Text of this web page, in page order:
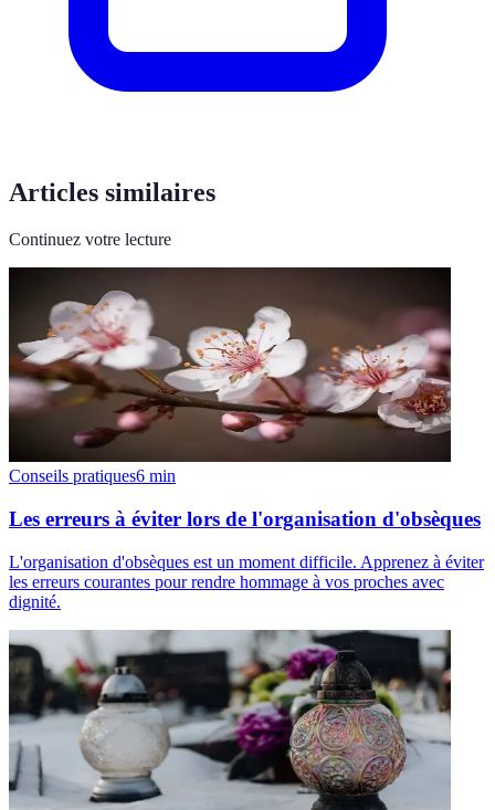
Articles similaires
Continuez votre lecture
Conseils pratiques6 min
Les erreurs à éviter lors de l'organisation d'obsèques
L'organisation d'obsèques est un moment difficile. Apprenez à éviter
les erreurs courantes pour rendre hommage à vos proches avec
dignité.